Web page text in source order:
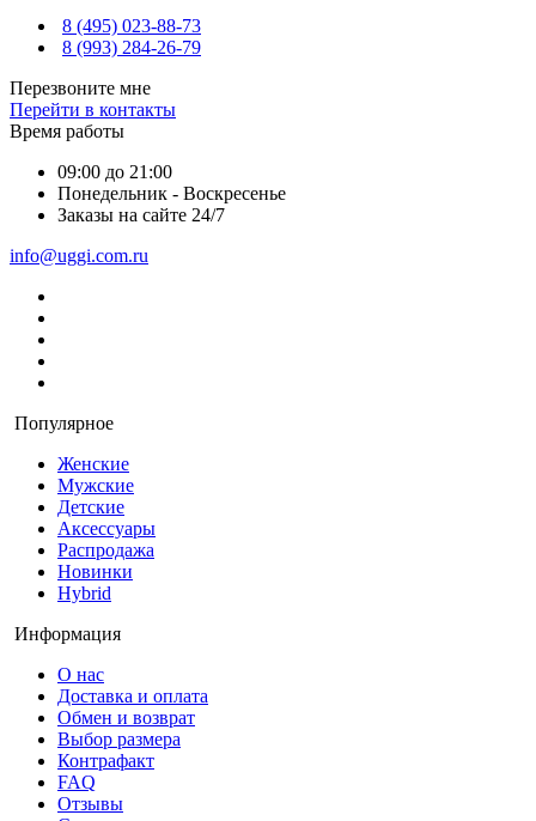
8 (495) 023-88-73
8 (993) 284-26-79
Перезвоните мне
Перейти в контакты
Время работы
09:00 до 21:00
Понедельник - Воскресенье
Заказы на сайте 24/7
info@uggi.com.ru
Популярное
Женские
Мужские
Детские
Аксессуары
Распродажа
Новинки
Hybrid
Информация
О нас
Доставка и оплата
Обмен и возврат
Выбор размера
Контрафакт
FAQ
Отзывы